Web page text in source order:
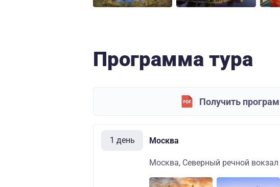
Программа тура
Получить
1 день Москва
Москва, Северный речной